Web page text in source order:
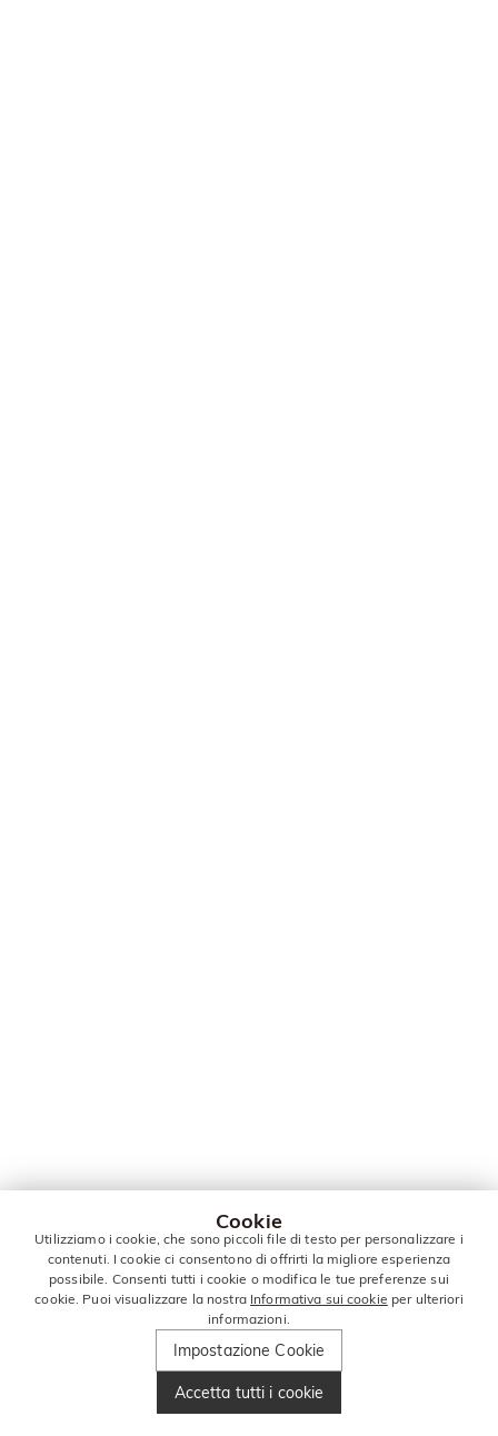
Cookie
Utilizziamo i cookie, che sono piccoli file di testo per personalizzare i
contenuti. I cookie ci consentono di offrirti la migliore esperienza
possibile. Consenti tutti i cookie o modifica le tue preferenze sui
cookie. Puoi visualizzare la nostra Informativa sui cookie per ulteriori
informazioni.
Impostazione Cookie
Accetta tutti i cookie